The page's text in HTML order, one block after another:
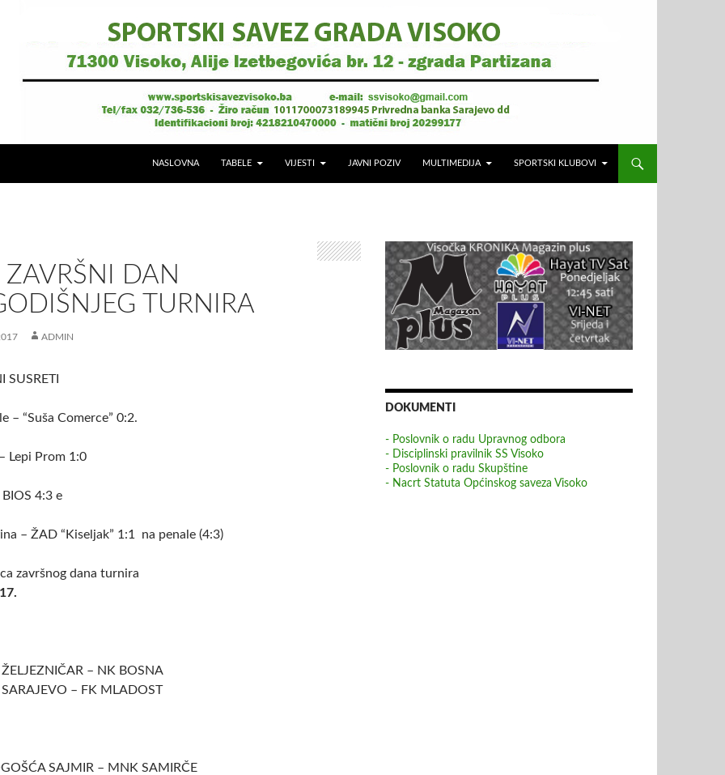
NASLOVNA TABELE VIJESTI JAVNI POZIV MULTIMEDIJA SPORTSKI KLUBOVI
DAN
TURNIRA
ADMIN
SUSRETI
– “Suša Comerce” 0:2.
Lepi Prom 1:0
4:3 e
– ŽAD “Kiseljak” 1:1 na penale (4:3)
završnog dana turnira
– NK BOSNA
– FK MLADOST
SAJMIR – MNK SAMIRČE
DOKUMENTI
- Poslovnik o radu Upravnog odbora
- Disciplinski pravilnik SS Visoko
- Poslovnik o radu Skupštine
- Nacrt Statuta Općinskog saveza Visoko